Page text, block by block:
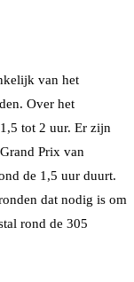
van het
Over het
tot 2 uur. Er zijn
Prix van
de 1,5 uur duurt.
dat nodig is om
rond de 305